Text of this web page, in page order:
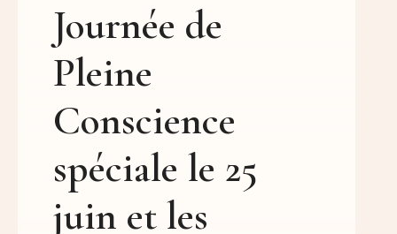
Journée de
Pleine
Conscience
spéciale le 25
juin et les